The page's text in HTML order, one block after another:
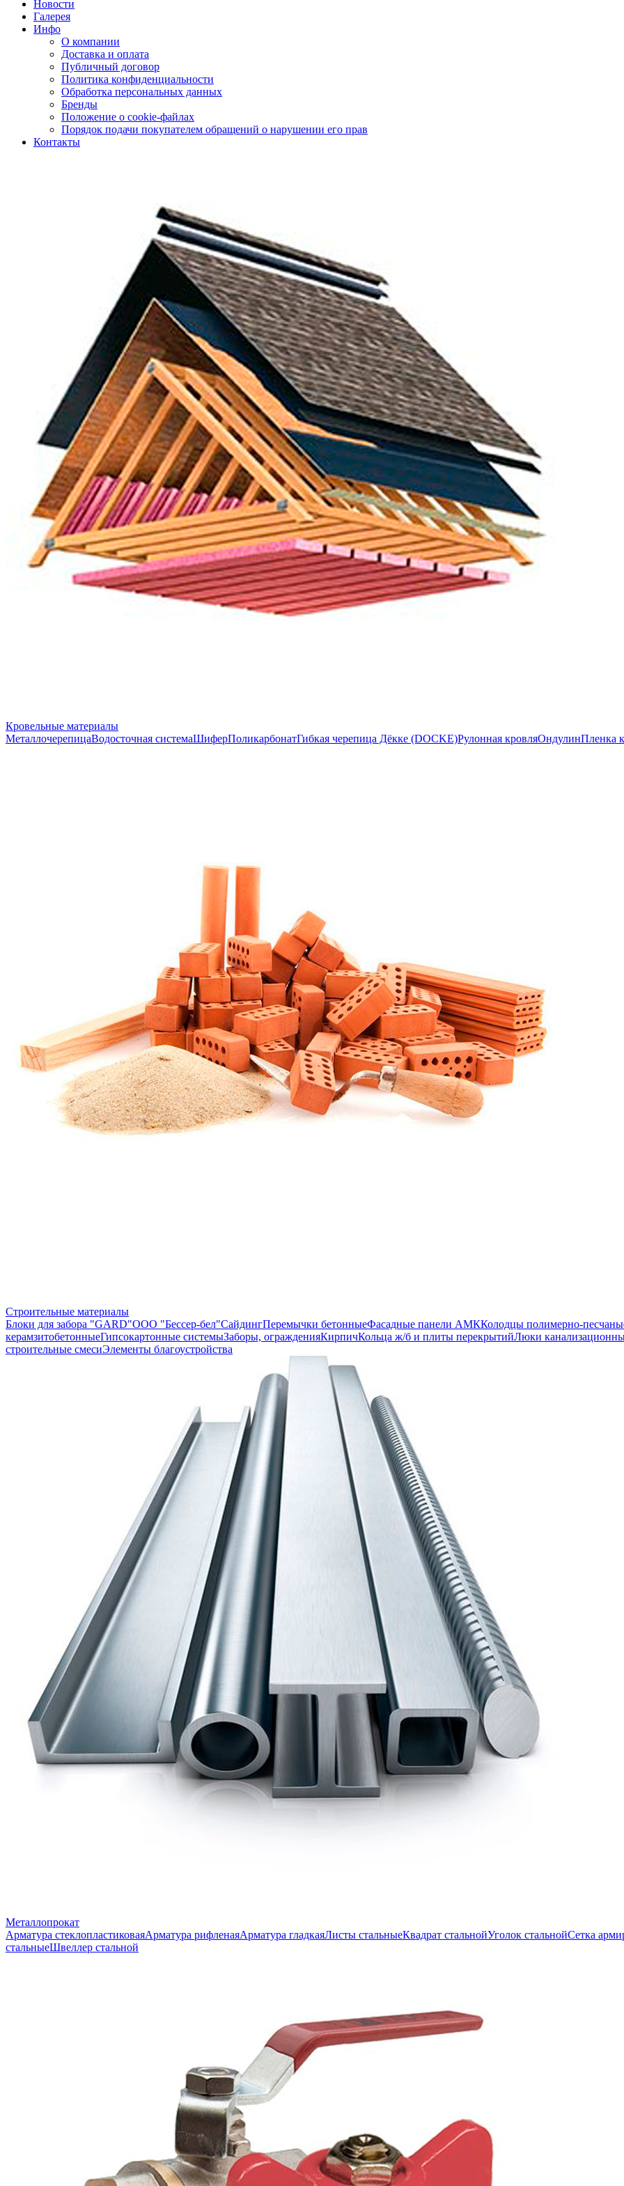
Новости
Галерея
Инфо
О компании
Доставка и оплата
Публичный договор
Политика конфиденциальности
Обработка персональных данных
Бренды
Положение о cookie-файлах
Порядок подачи покупателем обращений о нарушении его прав
Контакты
Кровельные материалы
МеталлочерепицаВодосточная системаШиферПоликарбонатГибкая черепица Дёкке (DOCKE)Рулонная кровляОндулинПленка
Строительные материалы
Блоки для забора "GARD"ООО "Бессер-бел"СайдингПеремычки бетонныеФасадные панели АМККолодцы полимерно-
керамзитобетонныеГипсокартонные системыЗаборы, огражденияКирпичКольца ж/б и плиты перекрытийЛюки
строительные смесиЭлементы благоустройства
Металлопрокат
Арматура стеклопластиковаяАрматура рифленаяАрматура гладкаяЛисты стальныеКвадрат стальнойУголок стальнойСетка
стальныеШвеллер стальной